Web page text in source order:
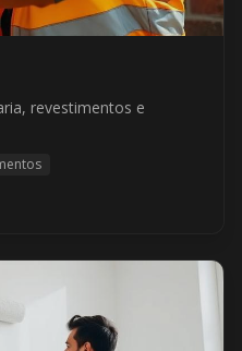
revestimentos e